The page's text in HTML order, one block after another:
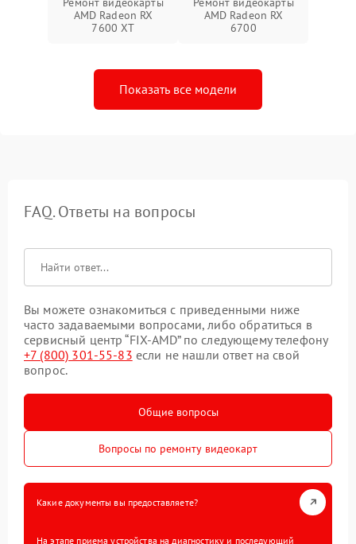
AMD Radeon RX
7600 XT
AMD Radeon RX
6700
Показать все модели
FAQ. Ответы на вопросы
Вы можете ознакомиться с приведенными ниже
часто задаваемыми вопросами, либо обратиться в
сервисный центр “FIX-AMD” по следующему телефону
+7 (800) 301-55-83 если не нашли ответ на свой
вопрос.
Общие вопросы
Вопросы по ремонту видеокарт
Какие документы вы предоставляете?
На этапе приема устройства на диагностику и последующий